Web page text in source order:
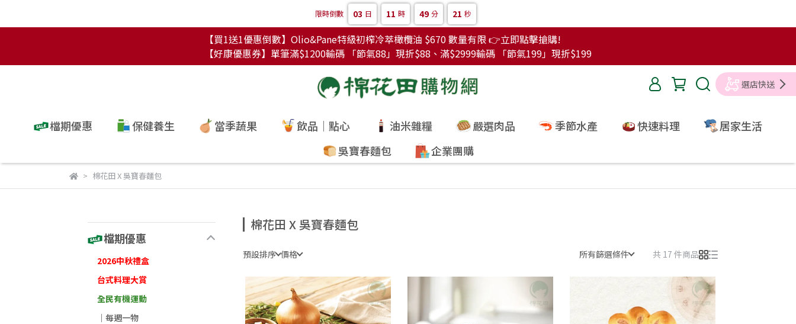
限時倒數 03 日 11 時 49 分 20 秒
【買1送1優惠倒數】Olio&Pane特級初榨冷萃橄欖油 $670 數量有限 👉立即點擊搶購!
【好康優惠券】單筆滿$1200輸碼 「節氣88」現折$88、滿$2999輸碼 「節氣199」現折$199
選店快送
檔期優惠 保健養生 當季蔬果 飲品｜點心 油米雜糧 嚴選肉品 季節水產 快速料理
居家生活
吳寶春麵包
企業團購
棉花田 X 吳寶春麵包
檔期優惠
2026中秋禮盒
台式料理大賞
全民有機運動
｜每週一物
棉花田 X 吳寶春麵包
預設排序 價格 所有篩選條件 共 17 件商品